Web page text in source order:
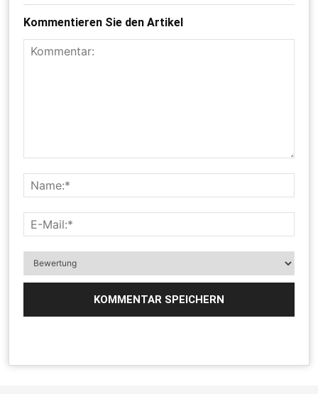
Kommentieren Sie den Artikel